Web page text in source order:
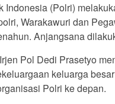
Indonesia (Polri)
Warakawuri dan
Anjangsana
Pol Dedi Prasetyo
keluarga
Polri ke depan.